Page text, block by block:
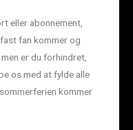
eller abonnement,
fan kommer og
er du forhindret,
os med at fylde alle
kommer